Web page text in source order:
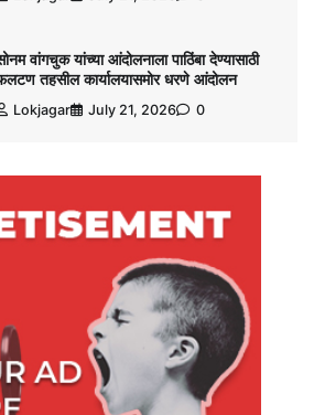
वांगचुक यांच्या आंदोलनाला पाठिंबा देण्यासाठी
तहसील कार्यालयासमोर धरणे आंदोलन
Lokjagar July 21, 2026 0